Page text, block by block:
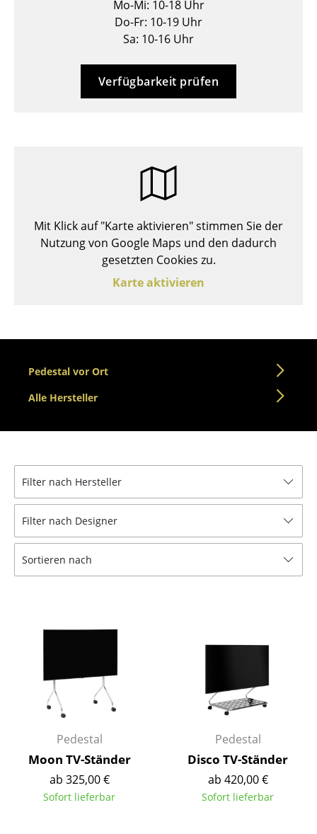
Konferenzstühle
Bürosessel
Tische
Esstische
Beistelltische
Sekretäre & PC-Tische
Konferenztische
Stehtische & Stehpulte
Kindertische
... alle Tische
Aufbewahren
Regale & Schränke
Bücherregale
Wandregale
Mo-Mi: 10-18 Uhr
Do-Fr: 10-19 Uhr
Sa: 10-16 Uhr
Verfügbarkeit prüfen
Mit Klick auf "Karte aktivieren" stimmen Sie der
Nutzung von Google Maps und den dadurch
gesetzten Cookies zu.
Karte aktivieren
Pedestal vor Ort
Alle Hersteller
Filter nach Hersteller
Filter nach Designer
Sortieren nach
Pedestal
Moon TV-Ständer
ab 325,00 €
Sofort lieferbar
Pedestal
Disco TV-Ständer
ab 420,00 €
Sofort lieferbar